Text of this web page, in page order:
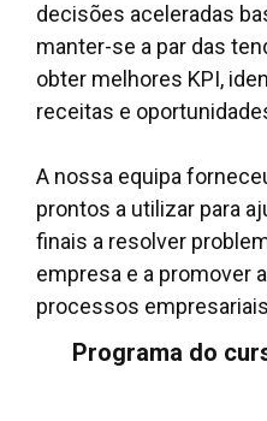
decisões aceleradas
manter-se a par das
obter melhores KPI,
receitas e
A nossa equipa
prontos a utilizar para
finais a resolver
empresa e a promover
processos
Programa do